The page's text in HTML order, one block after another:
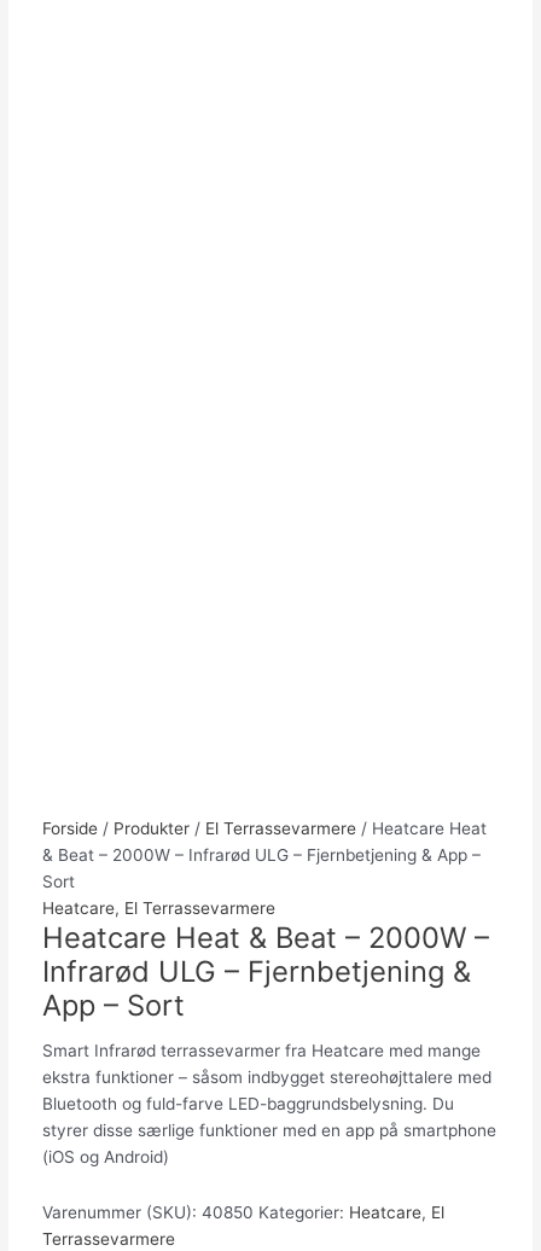
Forside/ Produkter/ El Terrassevarmere/ Heatcare Heat
& Beat – 2000W – Infrarød ULG – Fjernbetjening & App –
Sort
Heatcare, El Terrassevarmere
Heatcare Heat & Beat – 2000W –
Infrarød ULG – Fjernbetjening &
App – Sort
Smart Infrarød terrassevarmer fra Heatcare med mange
ekstra funktioner – såsom indbygget stereohøjttalere med
Bluetooth og fuld-farve LED-baggrundsbelysning. Du
styrer disse særlige funktioner med en app på smartphone
(iOS og Android)
Varenummer (SKU): 40850 Kategorier: Heatcare, El
Terrassevarmere